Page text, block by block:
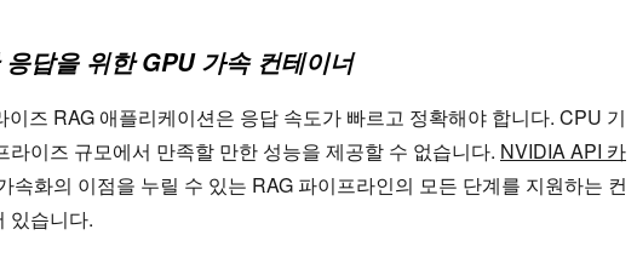
답을 위한 GPU 가속 컨테이너
이즈 RAG 애플리케이션은 응답 속도가 빠르고 정확해야 합니다. CPU 기
라이즈 규모에서 만족할 만한 성능을 제공할 수 없습니다. NVIDIA API 카
속화의 이점을 누릴 수 있는 RAG 파이프라인의 모든 단계를 지원하는 컨
있습니다.